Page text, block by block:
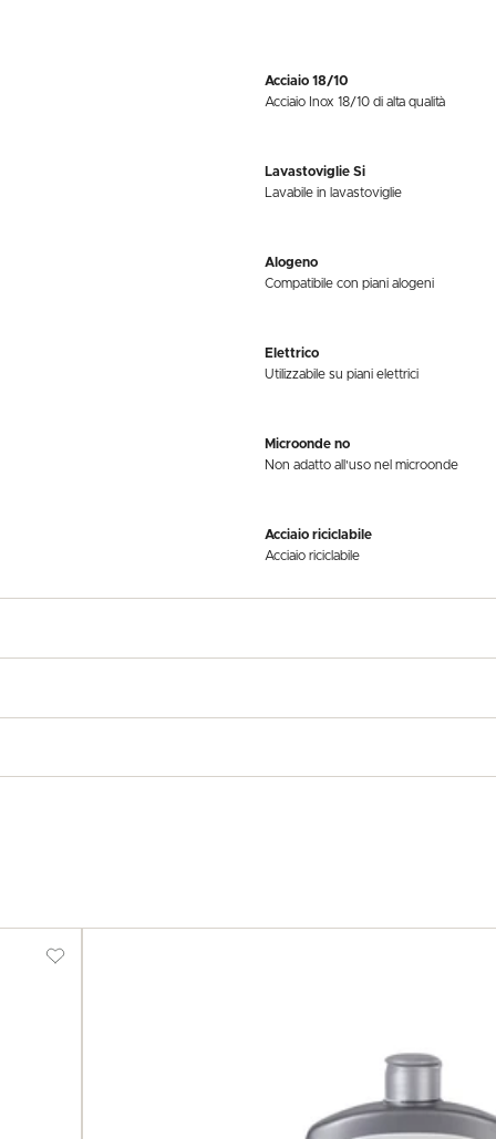
Acciaio 18/10
Acciaio Inox 18/10 di alta qualità
Lavastoviglie Si
Lavabile in lavastoviglie
Alogeno
Compatibile con piani alogeni
Elettrico
Utilizzabile su piani elettrici
Microonde no
Non adatto all'uso nel microonde
Acciaio riciclabile
Acciaio riciclabile